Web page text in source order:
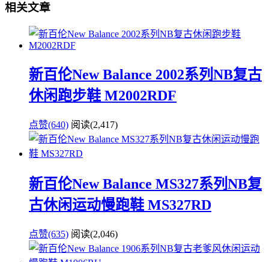
相关文章
新百伦New Balance 2002系列NB复古
休闲跑步鞋 M2002RDF
点赞(640) 阅读(2,417)
新百伦New Balance MS327系列NB复
古休闲运动慢跑鞋 MS327RD
点赞(635) 阅读(2,046)